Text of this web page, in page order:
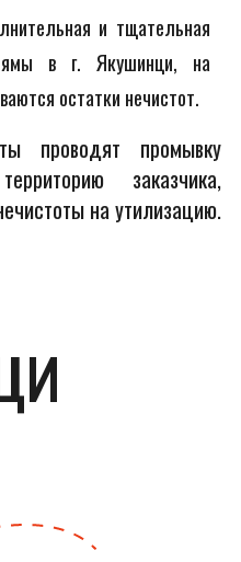
и тщательная
ямы в г. Якушинци, на
остатки нечистот.
проводят промывку
заказчика,
на утилизацию.